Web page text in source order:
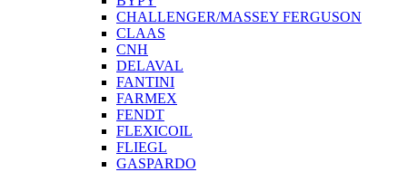
CHALLENGER/MASSEY FERGUSON
CLAAS
CNH
DELAVAL
FANTINI
FARMEX
FENDT
FLEXICOIL
FLIEGL
GASPARDO